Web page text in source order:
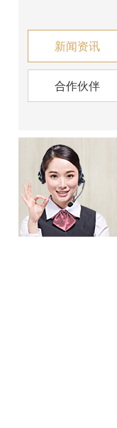
新闻资讯
合作伙伴